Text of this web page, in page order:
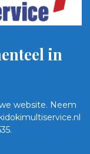
in
website. Neem